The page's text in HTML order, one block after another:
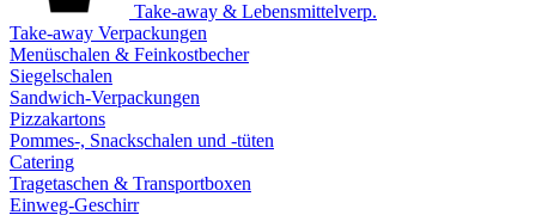
Take-away & Lebensmittelverp.
Take-away Verpackungen
Menüschalen & Feinkostbecher
Siegelschalen
Sandwich-Verpackungen
Pizzakartons
Pommes-, Snackschalen und -tüten
Catering
Tragetaschen & Transportboxen
Einweg-Geschirr